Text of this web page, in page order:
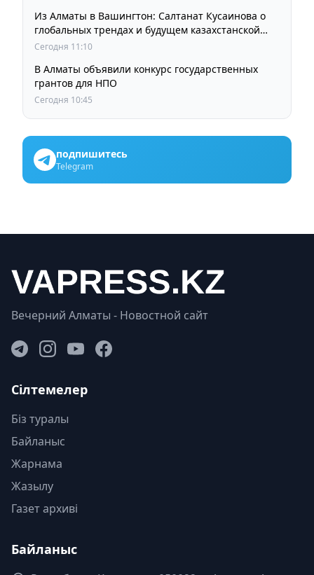
Из Алматы в Вашингтон: Салтанат Кусаинова о
глобальных трендах и будущем казахстанской
школы
Сегодня 11:10
В Алматы объявили конкурс государственных
грантов для НПО
Сегодня 10:45
подпишитесь
Telegram
Вечерний Алматы - Новостной сайт
Сілтемелер
Біз туралы
Байланыс
Жарнама
Жазылу
Газет архиві
Байланыс